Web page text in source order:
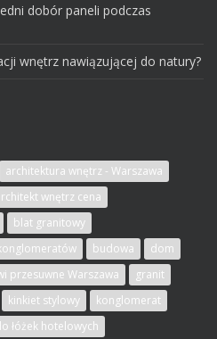
dobór paneli podczas
wnętrz nawiązującej do natury?
architektura wnętrz - Warszawa
wnętrz cena
blat granitowy
budowa
dom
przesuwne Warszawa
granit
kinkiet stylowy
konglomerat
łóżek hotelowych